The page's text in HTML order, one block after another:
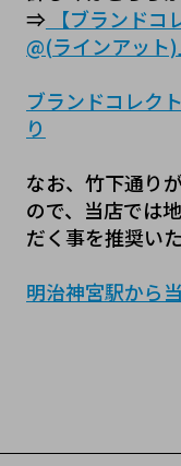
⇒ 【ブランドコ
@(ラインアット
ブランドコレク
り
なお、竹下通り
ので、当店では
だく事を推奨いた
明治神宮駅から